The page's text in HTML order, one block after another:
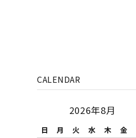
CALENDAR
2026年8月
日 月 火 水 木 金